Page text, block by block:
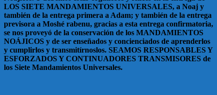
LOS SIETE MANDAMIENTOS UNIVERSALES, a Noaj y
también de la entrega primera a Adam; y también de la entrega
previsora a Moshé rabenu, gracias a esta entrega confirmatoria,
se nos proveyó de la conservación de los MANDAMIENTOS
NOÁJICOS y de ser enseñados y concienciados de aprenderlos
y cumplirlos y transmitírnoslos. SEAMOS RESPONSABLES Y
ESFORZADOS Y CONTINUADORES TRANSMISORES de
los Siete Mandamientos Universales.